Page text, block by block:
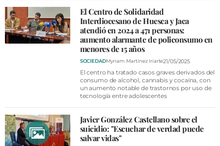
El Centro de Solidaridad
Interdiocesano de Huesca y Jaca
atendió en 2024 a 471 personas:
aumento alarmante de policonsumo en
menores de 15 años
SOCIEDADMyriam Martínez Iriarte21/05/2025
El centro ha tratado casos graves derivados del
consumo de alcohol, cannabis y cocaína, con
un aumento notable de trastornos por uso de
tecnología entre adolescentes
Javier González Castellano sobre el
suicidio: "Escuchar de verdad puede
salvar vidas"